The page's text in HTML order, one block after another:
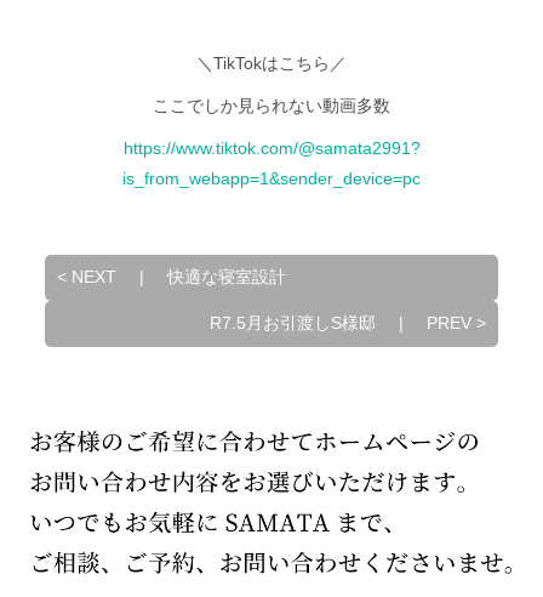
＼TikTokはこちら／
ここでしか見られない動画多数
https://www.tiktok.com/@samata2991?
is_from_webapp=1&sender_device=pc
< NEXT | 快適な寝室設計
R7.5月お引渡しS様邸 | PREV>